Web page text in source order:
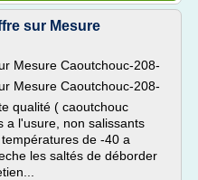
sur Mesure
Mesure Caoutchouc-208-
Mesure Caoutchouc-208-
qualité ( caoutchouc
a l'usure, non salissants
de -40 a
les saltés de déborder